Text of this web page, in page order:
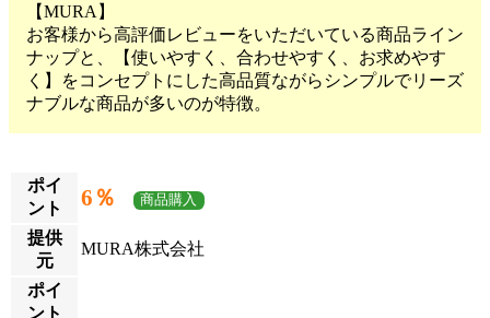
【MURA】
お客様から高評価レビューをいただいている商品ライン
ナップと、【使いやすく、合わせやすく、お求めやす
く】をコンセプトにした高品質ながらシンプルでリーズ
ナブルな商品が多いのが特徴。
ポイ
ント
6％ 商品購入
提供
元
MURA株式会社
ポイ
ント